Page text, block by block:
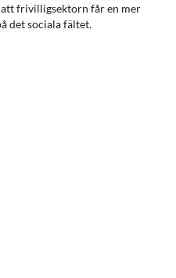
frivilligsektorn får en mer
det sociala fältet.